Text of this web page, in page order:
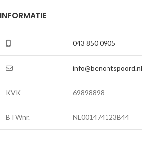
INFORMATIE
043 850 0905
info@benontspoord.nl
KVK 69898898
BTWnr. NL001474123B44